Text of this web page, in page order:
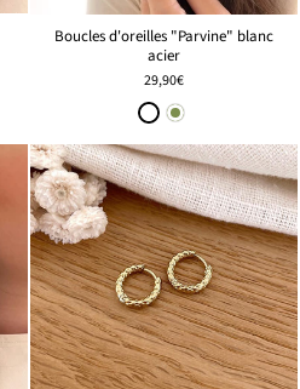
Boucles d'oreilles "Parvine" blanc
acier
29,90€